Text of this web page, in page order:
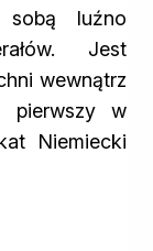
sobą luźno
Jest
wewnątrz
pierwszy w
Niemiecki